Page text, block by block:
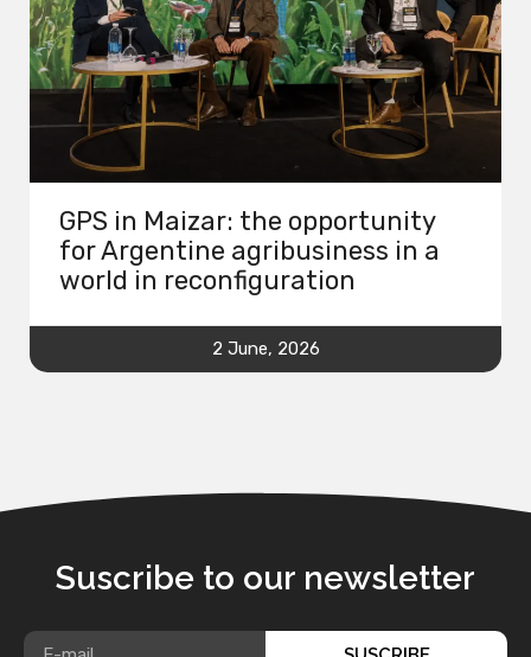
GPS in Maizar: the opportunity
for Argentine agribusiness in a
world in reconfiguration
2 June, 2026
Suscribe to our newsletter